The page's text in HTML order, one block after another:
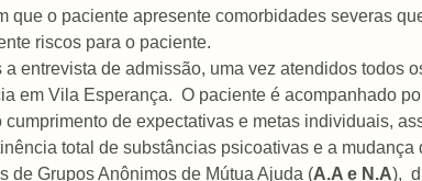
que o paciente apresente comorbidades severas
riscos para o paciente.
a entrevista de admissão, uma vez atendidos todos
em Vila Esperança. O paciente é acompanhado
cumprimento de expectativas e metas individuais,
total de substâncias psicoativas e a mudança
de Grupos Anônimos de Mútua Ajuda (A.A e N.A),